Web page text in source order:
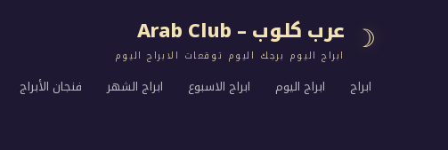
☽ عرب كلوب – Arab Club
ابراج اليوم برجك اليوم توقعات الابراج اليوم
ابراج ابراج اليوم ابراج الاسبوع ابراج الشهر فنجان الأبراج